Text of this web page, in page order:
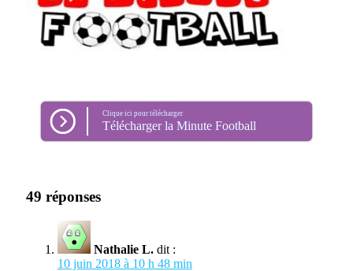
Clique ici pour télécharger
Télécharger la Minute Football
49 réponses
Nathalie L. dit :
10 juin 2018 à 10 h 48 min